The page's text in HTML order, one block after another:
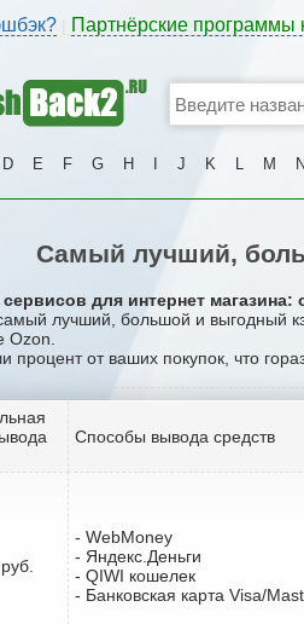
Партнёрские программы
D E F G H J K L M N
Самый лучший,
для интернет магазина:
лучший, большой и выгодный
Ozon.
процент от ваших покупок, что
Способы вывода средств
- WebMoney
- Яндекс.Деньги
- QIWI кошелек
- Банковская карта Visa/